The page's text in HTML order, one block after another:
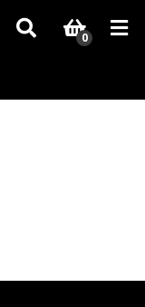
které nejsou skladem,
0